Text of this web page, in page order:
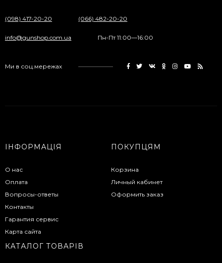
(098) 417-20-20 (066) 482-20-20
info@gunshop.com.ua Пн-Пт 11:00—16:00
Ми в соц.мережах
ІНФОРМАЦІЯ
О нас
Оплата
Вопросы-ответы
Контакты
Гарантия сервис
Карта сайта
ПОКУПЦЯМ
Корзина
Личный кабинет
Оформить заказ
КАТАЛОГ ТОВАРІВ